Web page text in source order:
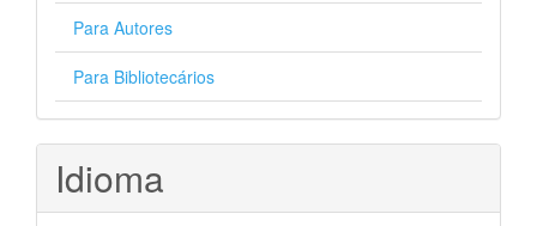
Para Autores
Para Bibliotecários
Idioma